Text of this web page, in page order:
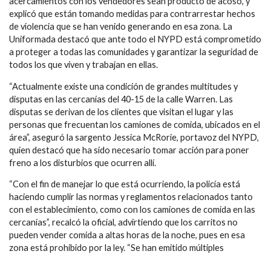
explicó que están tomando medidas para contrarrestar hechos
de violencia que se han venido generando en esa zona. La
Uniformada destacó que ante todo el NYPD está comprometido
a proteger a todas las comunidades y garantizar la seguridad de
todos los que viven y trabajan en ellas.
“Actualmente existe una condición de grandes multitudes y
disputas en las cercanías del 40-15 de la calle Warren. Las
disputas se derivan de los clientes que visitan el lugar y las
personas que frecuentan los camiones de comida, ubicados en el
área”, aseguró la sargento Jessica McRorie, portavoz del NYPD,
quien destacó que ha sido necesario tomar acción para poner
freno a los disturbios que ocurren allí.
“Con el fin de manejar lo que está ocurriendo, la policía está
haciendo cumplir las normas y reglamentos relacionados tanto
con el establecimiento, como con los camiones de comida en las
cercanías”, recalcó la oficial, advirtiendo que los carritos no
pueden vender comida a altas horas de la noche, pues en esa
zona está prohibido por la ley. “Se han emitido múltiples